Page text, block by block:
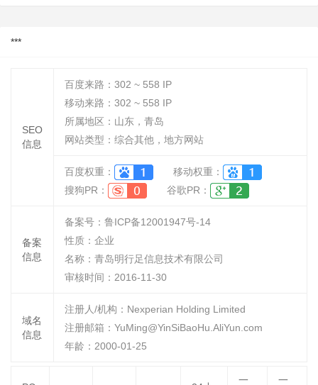
***
SEO
信息
百度来路： 302 ~ 558 IP
移动来路： 302 ~ 558 IP
所属地区：山东，青岛
网站类型：综合其他，地方网站
百度权重：
移动权重：
搜狗PR：
谷歌PR：
备案
信息
备案号：鲁ICP备12001947号-14
性质： 企业
名称： 青岛明行足信息技术有限公司
审核时间： 2016-11-30
域名
信息
注册人/机构：Nexperian Holding Limited
注册邮箱：YuMing@YinSiBaoHu.AliYun.com
年龄：2000-01-25
一
一